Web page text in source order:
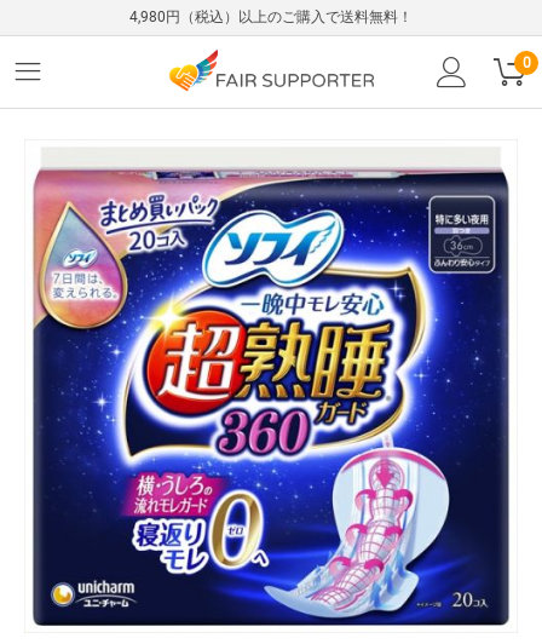
4,980円（税込）以上のご購入で送料無料！
0